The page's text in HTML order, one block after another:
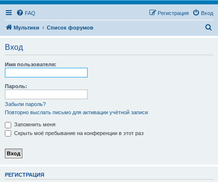
FAQ Вход
Регистрация
Мультики Список форумов
Вход
Имя пользователя:
Пароль:
Забыли пароль?
Повторно выслать письмо для активации учётной записи
Запомнить меня
Скрыть моё пребывание на конференции в этот раз
РЕГИСТРАЦИЯ